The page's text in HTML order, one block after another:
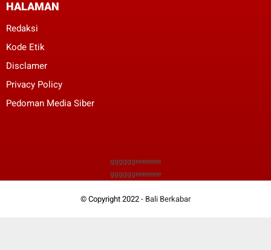
HALAMAN
Redaksi
Kode Etik
Disclamer
Privacy Policy
Pedoman Media Siber
ggggggeeeeeee
ggggggeeeeeee
© Copyright 2022 - Bali Berkabar